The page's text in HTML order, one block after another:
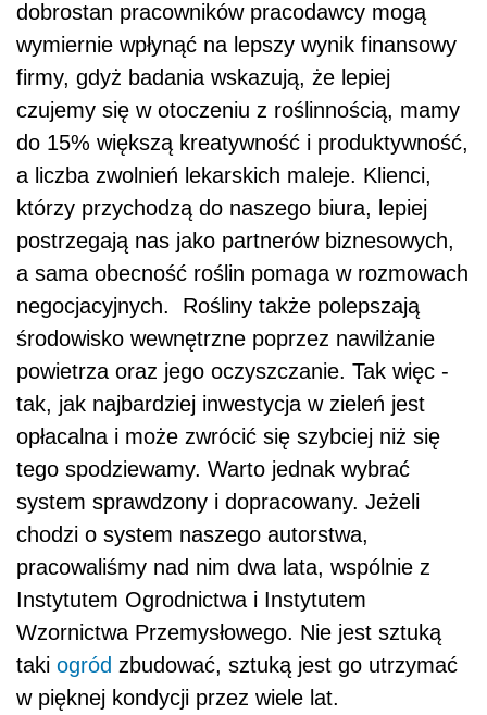
dobrostan pracowników pracodawcy mogą
wymiernie wpłynąć na lepszy wynik finansowy
firmy, gdyż badania wskazują, że lepiej
czujemy się w otoczeniu z roślinnością, mamy
do 15% większą kreatywność i produktywność,
a liczba zwolnień lekarskich maleje. Klienci,
którzy przychodzą do naszego biura, lepiej
postrzegają nas jako partnerów biznesowych,
a sama obecność roślin pomaga w rozmowach
negocjacyjnych. Rośliny także polepszają
środowisko wewnętrzne poprzez nawilżanie
powietrza oraz jego oczyszczanie. Tak więc -
tak, jak najbardziej inwestycja w zieleń jest
opłacalna i może zwrócić się szybciej niż się
tego spodziewamy. Warto jednak wybrać
system sprawdzony i dopracowany. Jeżeli
chodzi o system naszego autorstwa,
pracowaliśmy nad nim dwa lata, wspólnie z
Instytutem Ogrodnictwa i Instytutem
Wzornictwa Przemysłowego. Nie jest sztuką
taki ogród zbudować, sztuką jest go utrzymać
w pięknej kondycji przez wiele lat.